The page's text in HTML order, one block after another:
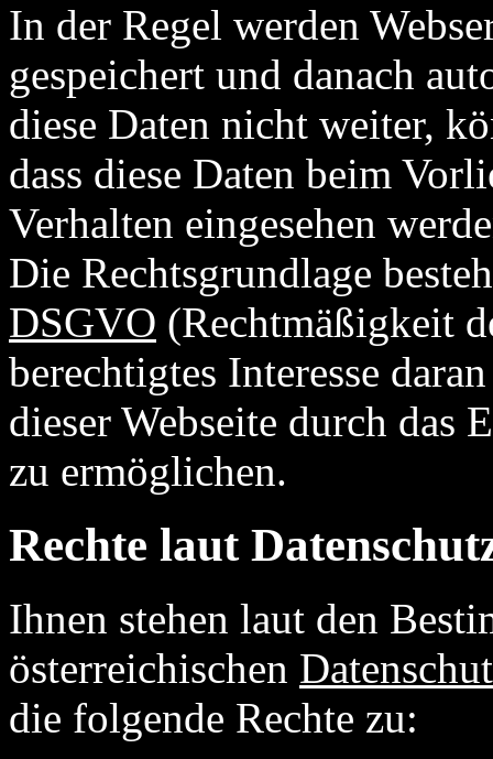
In der Regel werden
gespeichert und danach
diese Daten nicht weiter,
dass diese Daten beim
Verhalten eingesehen
Die Rechtsgrundlage
DSGVO (Rechtmäßigkeit
berechtigtes Interesse
dieser Webseite durch das
zu ermöglichen.
Rechte laut
Ihnen stehen laut den
österreichischen
die folgende Rechte zu: